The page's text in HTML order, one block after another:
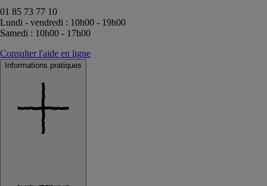
01 85 73 77 10
Lundi - vendredi : 10h00 - 19h00
Samedi : 10h00 - 17h00
Consulter l'aide en ligne
Informations pratiques